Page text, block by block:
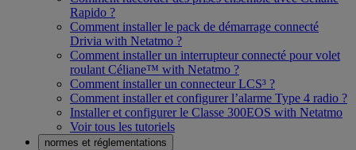
Rapido ?
Comment installer le pack de démarrage connecté
Drivia with Netatmo ?
Comment installer un interrupteur connecté pour volet
roulant Céliane™ with Netatmo ?
Comment installer un connecteur LCS³ ?
Comment installer et configurer l’alarme Type 4 radio ?
Installer et configurer le Classe 300EOS with Netatmo
Voir tous les tutoriels
normes et réglementations